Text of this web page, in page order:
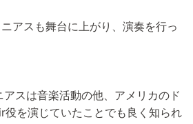
アスも舞台に上がり、演奏を行っ
スは音楽活動の他、アメリカのド
を演じていたことでも良く知られ